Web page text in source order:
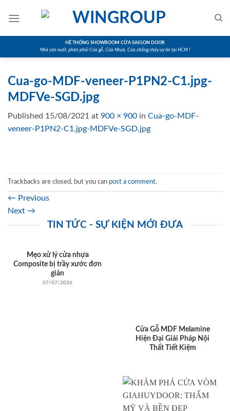
HỆ THỐNG SHOWROOM CỬA SAIGON DOOR
Nhà sản xuất, phân phối Cửa gỗ, Cửa Nhựa, Cửa chống cháy uy tín tại HCM !
Cua-go-MDF-veneer-P1PN2-C1.jpg-
MDFVe-SGD.jpg
Published 15/08/2021 at 900 × 900 in Cua-go-MDF-
veneer-P1PN2-C1.jpg-MDFVe-SGD.jpg
Trackbacks are closed, but you can post a comment.
← Previous
Next →
TIN TỨC - SỰ KIỆN MỚI ĐƯA
Mẹo xử lý cửa nhựa
Composite bị trầy xước đơn
giản
07/07/2026
Cửa Gỗ MDF Melamine
Hiện Đại Giải Pháp Nội
Thất Tiết Kiệm